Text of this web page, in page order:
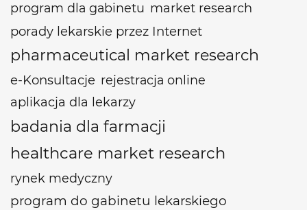
program dla gabinetu market research
porady lekarskie przez Internet
pharmaceutical market research
e-Konsultacje rejestracja online
aplikacja dla lekarzy
badania dla farmacji
healthcare market research
rynek medyczny
program do gabinetu lekarskiego